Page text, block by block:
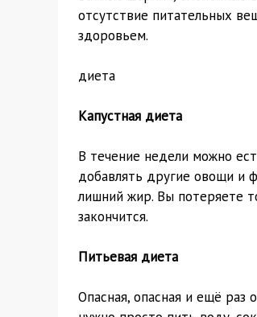
отсутствие питательных
здоровьем.
диета
Капустная диета
В течение недели можно
добавлять другие овощи и
лишний жир. Вы потеряете
закончится.
Питьевая диета
Опасная, опасная и ещё раз